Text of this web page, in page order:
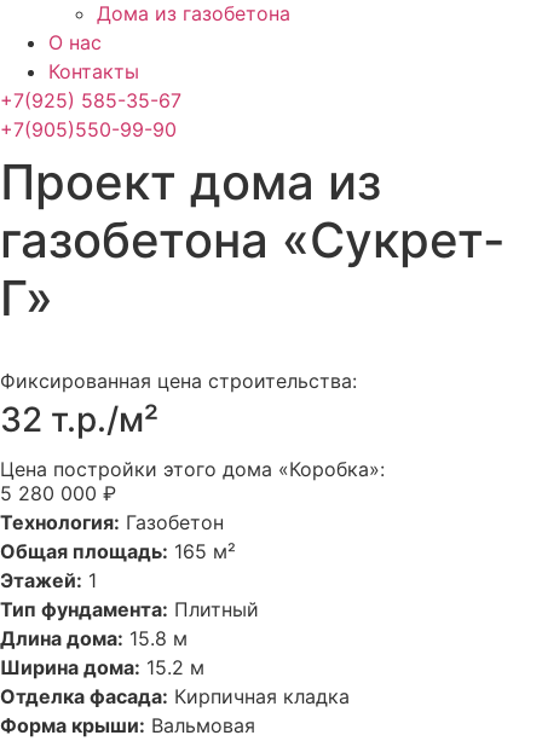
Дома из газобетона
О нас
Контакты
+7(925) 585-35-67
+7(905)550-99-90
Проект дома из
газобетона «Сукрет-
Г»
Фиксированная цена строительства:
32 т.р./м²
Цена постройки этого дома «Коробка»:
5 280 000 ₽
Технология: Газобетон
Общая площадь: 165 м²
Этажей: 1
Тип фундамента: Плитный
Длина дома: 15.8 м
Ширина дома: 15.2 м
Отделка фасада: Кирпичная кладка
Форма крыши: Вальмовая